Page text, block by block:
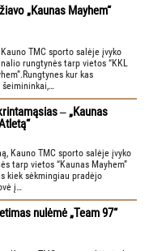
„Kaunas Mayhem“
TMC sporto salėje įvyko
rungtynės tarp vietos “KKL
kur kas
‒ „Kaunas
Kauno TMC sporto salėje įvyko
tarp vietos “Kaunas Mayhem”
kiek sėkmingiau pradėjo
į…
nulėmė „Team 97“